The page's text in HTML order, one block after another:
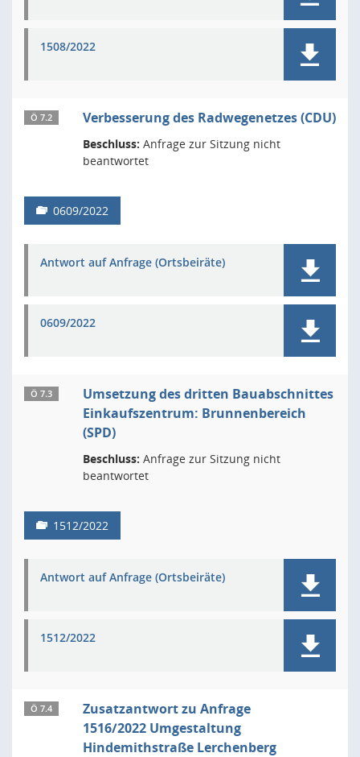
1508/2022
Ö 7.2 Verbesserung des Radwegenetzes (CDU)
Beschluss: Anfrage zur Sitzung nicht
beantwortet
0609/2022
Antwort auf Anfrage (Ortsbeiräte)
0609/2022
Ö 7.3
Umsetzung des dritten Bauabschnittes
Einkaufszentrum: Brunnenbereich
(SPD)
Beschluss: Anfrage zur Sitzung nicht
beantwortet
1512/2022
Antwort auf Anfrage (Ortsbeiräte)
1512/2022
Ö 7.4
Zusatzantwort zu Anfrage
1516/2022 Umgestaltung
Hindemithstraße Lerchenberg